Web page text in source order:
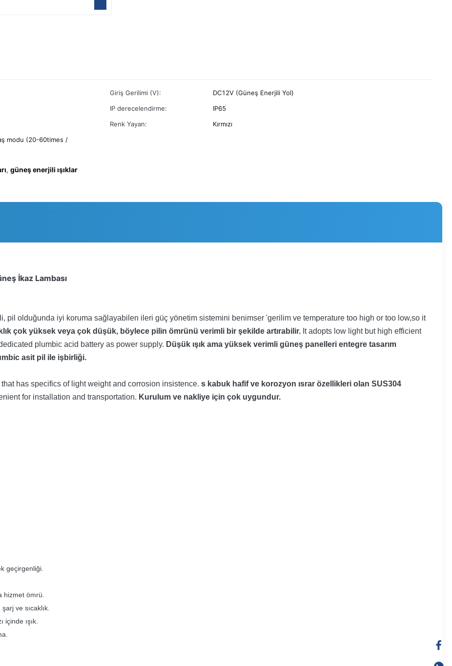
Giriş Gerilimi (V):
DC12V (Güneş Enerjili Yol)
IP derecelendirme:
IP65
Renk Yayan:
Kırmızı
modu (20-60times /
, güneş enerjili ışıklar
İkaz Lambası
pil olduğunda iyi koruma sağlayabilen ileri güç yönetim sistemini benimser 'gerilim ve temperature too high or too low,so it
çok yüksek veya çok düşük, böylece pilin ömrünü verimli bir şekilde artırabilir. It adopts low light but high efficient
plumbic acid battery as power supply. Düşük ışık ama yüksek verimli güneş panelleri entegre tasarım
asit pil ile işbirliği.
has specifics of light weight and corrosion insistence. s kabuk hafif ve korozyon ısrar özellikleri olan SUS304
for installation and transportation. Kurulum ve nakliye için çok uygundur.
geçirgenliği.
hizmet ömrü.
ve sıcaklık.
içinde ışık.